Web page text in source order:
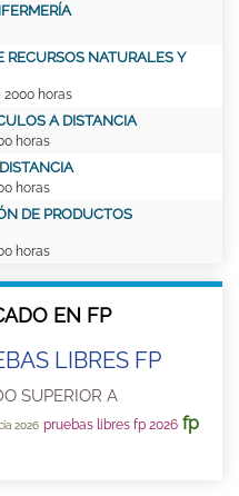
RECURSOS NATURALES Y
2000 horas
A DISTANCIA
horas
horas
DE PRODUCTOS
horas
EN FP
LIBRES FP
SUPERIOR A
2026 pruebas libres fp 2026 fp